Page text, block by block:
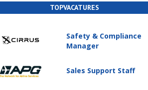
TOPVACATURES
Safety & Compliance
Manager
Sales Support Staff